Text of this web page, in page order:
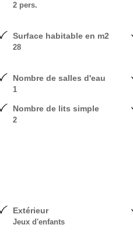
2 pers.
Surface habitable en m2
28
Nombre de salles d'eau
1
Nombre de lits simple
2
Extérieur
Jeux d'enfants